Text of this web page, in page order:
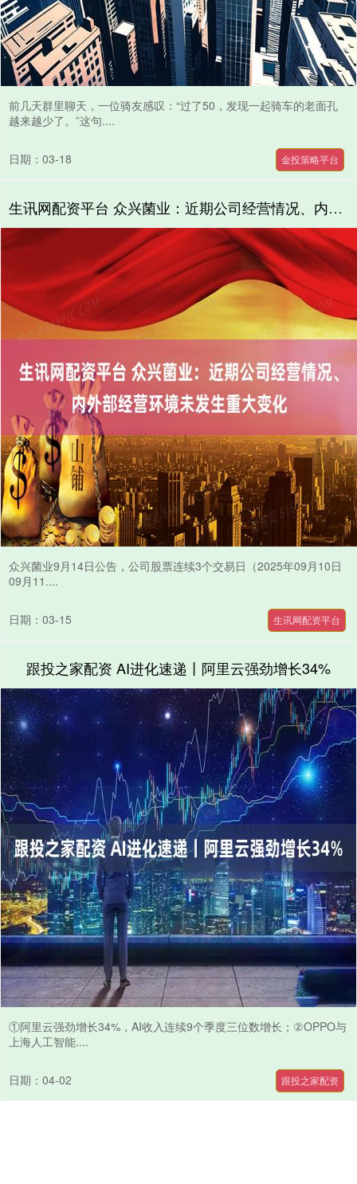
前几天群里聊天，一位骑友感叹：“过了50，发现一起骑车的老面孔
越来越少了。”这句....
日期：03-18 金投策略平台
生讯网配资平台 众兴菌业：近期公司经营情况、内外部经营环境未发生重大变化
众兴菌业9月14日公告，公司股票连续3个交易日（2025年09月10日
09月11....
日期：03-15 生讯网配资平台
跟投之家配资 AI进化速递丨阿里云强劲增长34%
①阿里云强劲增长34%，AI收入连续9个季度三位数增长；②OPPO与
上海人工智能....
日期：04-02 跟投之家配资